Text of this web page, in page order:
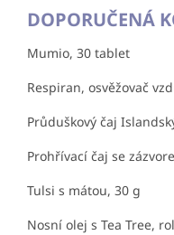
DOPORUČENÁ
Mumio, 30 tablet
Respiran, osvěžovač
Průduškový čaj
Prohřívací čaj se
Tulsi s mátou, 30 g
Nosní olej s Tea Tree,